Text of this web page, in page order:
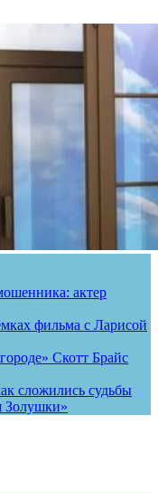
актер
фильма с Ларисой
Скотт Брайс
сложились судьбы
Золушки»